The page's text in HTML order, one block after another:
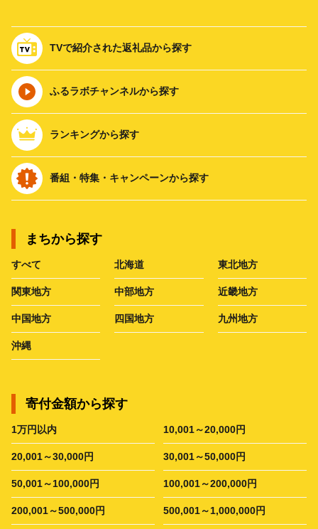
TVで紹介された返礼品から探す
ふるラボチャンネルから探す
ランキングから探す
番組・特集・キャンペーンから探す
まちから探す
すべて 北海道 東北地方
関東地方 中部地方 近畿地方
中国地方 四国地方 九州地方
沖縄
寄付金額から探す
1万円以内 10,001～20,000円
20,001～30,000円 30,001～50,000円
50,001～100,000円 100,001～200,000円
200,001～500,000円 500,001～1,000,000円